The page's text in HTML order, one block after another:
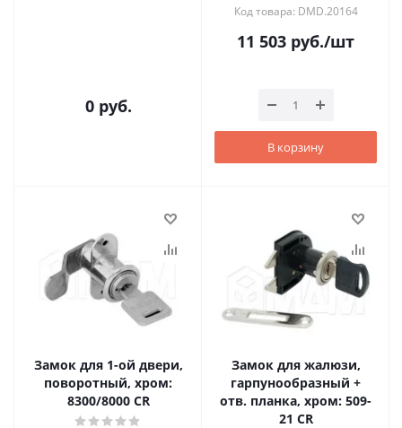
0 руб.
Код товара: DMD.20164
11 503 руб./шт
В корзину
Замок для 1-ой двери,
поворотный, хром:
8300/8000 CR
Замок для жалюзи,
гарпунообразный +
отв. планка, хром: 509-
21 CR